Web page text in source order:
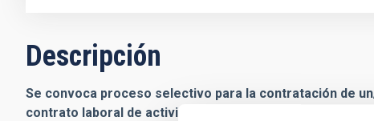
Descripción
Se convoca proceso selectivo para la contratación de
contrato laboral de actividades científico-técnicas de